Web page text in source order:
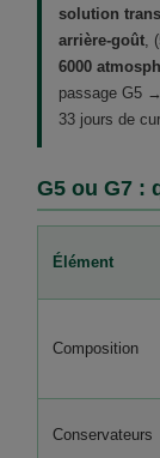
solution
arrière-goût ,
6000
passage G5
33 jours de
G5 ou G7 :
Élément
Composition
Conservateurs